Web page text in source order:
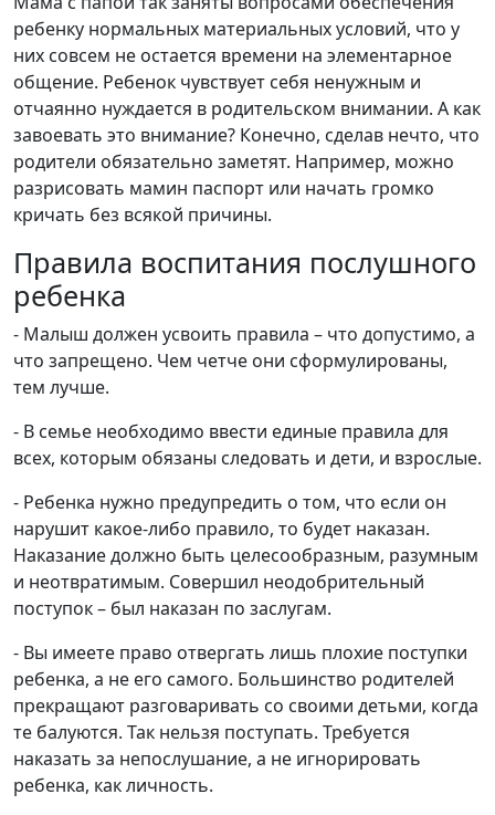
ребенку нормальных материальных условий, что у
них совсем не остается времени на элементарное
общение. Ребенок чувствует себя ненужным и
отчаянно нуждается в родительском внимании. А как
завоевать это внимание? Конечно, сделав нечто, что
родители обязательно заметят. Например, можно
разрисовать мамин паспорт или начать громко
кричать без всякой причины.
Правила воспитания послушного
ребенка
- Малыш должен усвоить правила – что допустимо, а
что запрещено. Чем четче они сформулированы,
тем лучше.
- В семье необходимо ввести единые правила для
всех, которым обязаны следовать и дети, и взрослые.
- Ребенка нужно предупредить о том, что если он
нарушит какое-либо правило, то будет наказан.
Наказание должно быть целесообразным, разумным
и неотвратимым. Совершил неодобрительный
поступок – был наказан по заслугам.
- Вы имеете право отвергать лишь плохие поступки
ребенка, а не его самого. Большинство родителей
прекращают разговаривать со своими детьми, когда
те балуются. Так нельзя поступать. Требуется
наказать за непослушание, а не игнорировать
ребенка, как личность.